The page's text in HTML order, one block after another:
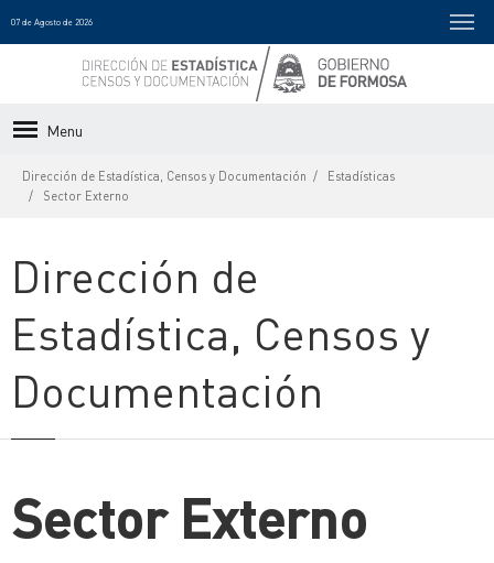
07 de Agosto de 2026
Menu
Dirección de Estadística, Censos y Documentación
Estadísticas
Sector Externo
Dirección de
Estadística, Censos y
Documentación
Sector Externo